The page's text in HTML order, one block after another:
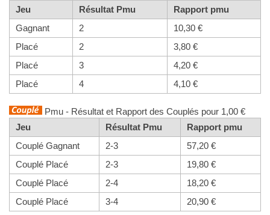
Jeu
Résultat Pmu
Rapport pmu
Gagnant
2
10,30 €
Placé
2
3,80 €
Placé
3
4,20 €
Placé
4 4,10 €
Pmu - Résultat et Rapport des Couplés pour 1,00 €
Jeu
Résultat Pmu
Rapport pmu
Couplé Gagnant
2-3
57,20 €
Couplé Placé
2-3
19,80 €
Couplé Placé
2-4
18,20 €
Couplé Placé
3-4 20,90 €